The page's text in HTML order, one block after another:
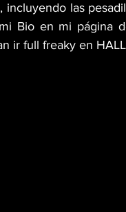
incluyendo las
Bio en mi página
ir full freaky en